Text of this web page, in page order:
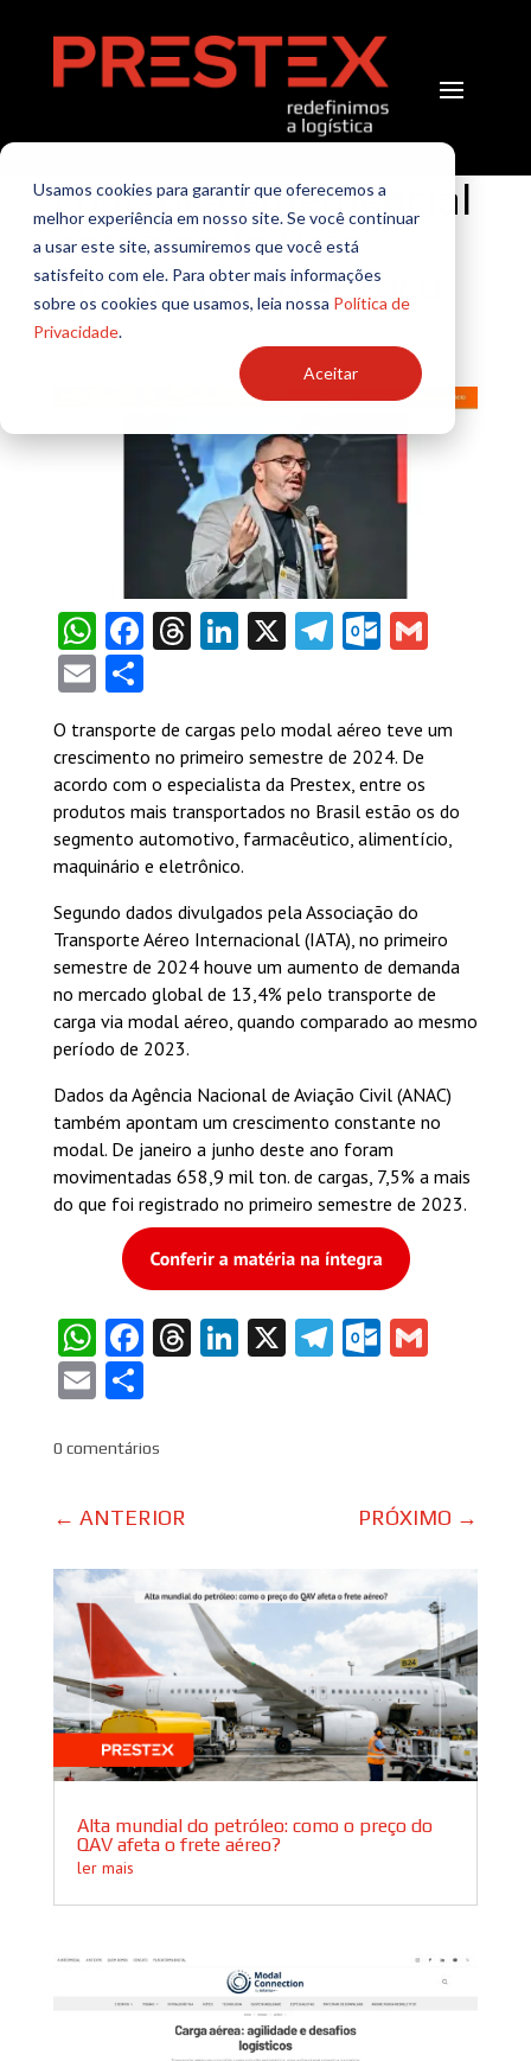
Usamos cookies para garantir que oferecemos a
melhor experiência em nosso site. Se você continuar
a usar este site, assumiremos que você está
satisfeito com ele. Para obter mais informações
sobre os cookies que usamos, leia nossa Política de
Privacidade.
Aceitar
Logística emergencial
aérea pode tirar
empresas do sufoco
porTI Prestex
WhatsApp
Facebook
Threads
LinkedIn
X TelegramGmail
EmailShare
O transporte de cargas pelo modal aéreo teve um
crescimento no primeiro semestre de 2024. De
acordo com o especialista da Prestex, entre os
produtos mais transportados no Brasil estão os do
segmento automotivo, farmacêutico, alimentício,
maquinário e eletrônico.
Segundo dados divulgados pela Associação do
Transporte Aéreo Internacional (IATA), no primeiro
semestre de 2024 houve um aumento de demanda
no mercado global de 13,4% pelo transporte de
carga via modal aéreo, quando comparado ao mesmo
período de 2023.
Dados da Agência Nacional de Aviação Civil (ANAC)
também apontam um crescimento constante no
modal. De janeiro a junho deste ano foram
movimentadas 658,9 mil ton. de cargas, 7,5% a mais
do que foi registrado no primeiro semestre de 2023.
WhatsApp
Facebook
Threads
LinkedIn
X TelegramGmail
EmailShare
0 comentários
← ANTERIOR PRÓXIMO →
Alta mundial do petróleo: como o preço do
QAV afeta o frete aéreo?
ler mais